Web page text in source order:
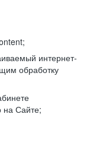
интернет-
обработку
на Сайте;